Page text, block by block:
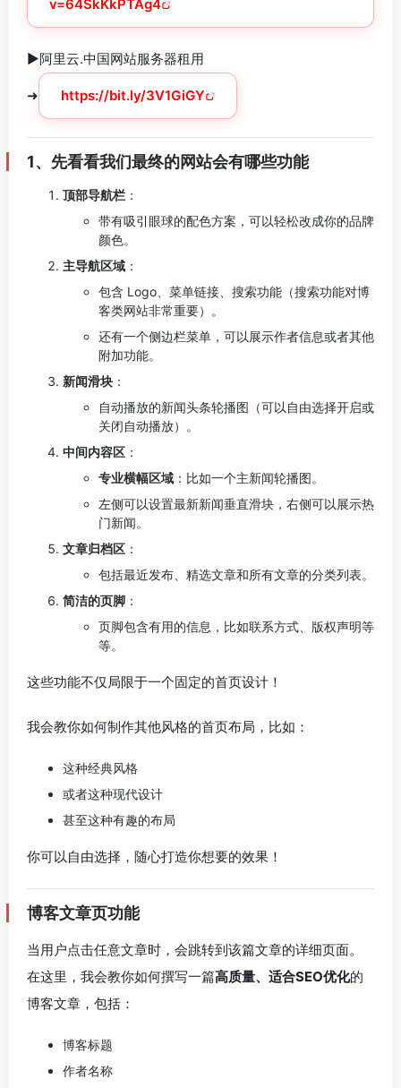
v=64SkKkPTAg4
►阿里云.中国网站服务器租用
➜ https://bit.ly/3V1GiGY
1、先看看我们最终的网站会有哪些功能
顶部导航栏 ：
带有吸引眼球的配色方案，可以轻松改成你的品牌
颜色。
主导航区域 ：
包含 Logo、菜单链接、搜索功能（搜索功能对博
客类网站非常重要）。
还有一个侧边栏菜单，可以展示作者信息或者其他
附加功能。
新闻滑块 ：
自动播放的新闻头条轮播图（可以自由选择开启或
关闭自动播放）。
中间内容区 ：
专业横幅区域 ：比如一个主新闻轮播图。
左侧可以设置最新新闻垂直滑块，右侧可以展示热
门新闻。
文章归档区 ：
包括最近发布、精选文章和所有文章的分类列表。
简洁的页脚 ：
页脚包含有用的信息，比如联系方式、版权声明等
等。
这些功能不仅局限于一个固定的首页设计！
我会教你如何制作其他风格的首页布局，比如：
这种经典风格
或者这种现代设计
甚至这种有趣的布局
你可以自由选择，随心打造你想要的效果！
博客文章页功能
当用户点击任意文章时，会跳转到该篇文章的详细页面。
在这里，我会教你如何撰写一篇高质量、适合SEO优化的
博客文章，包括：
博客标题
作者名称